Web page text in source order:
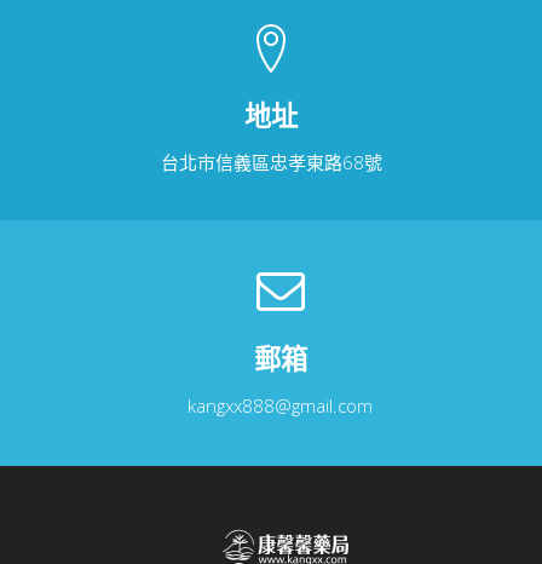
地址
台北市信義區忠孝東路68號
郵箱
kangxx888@gmail.com